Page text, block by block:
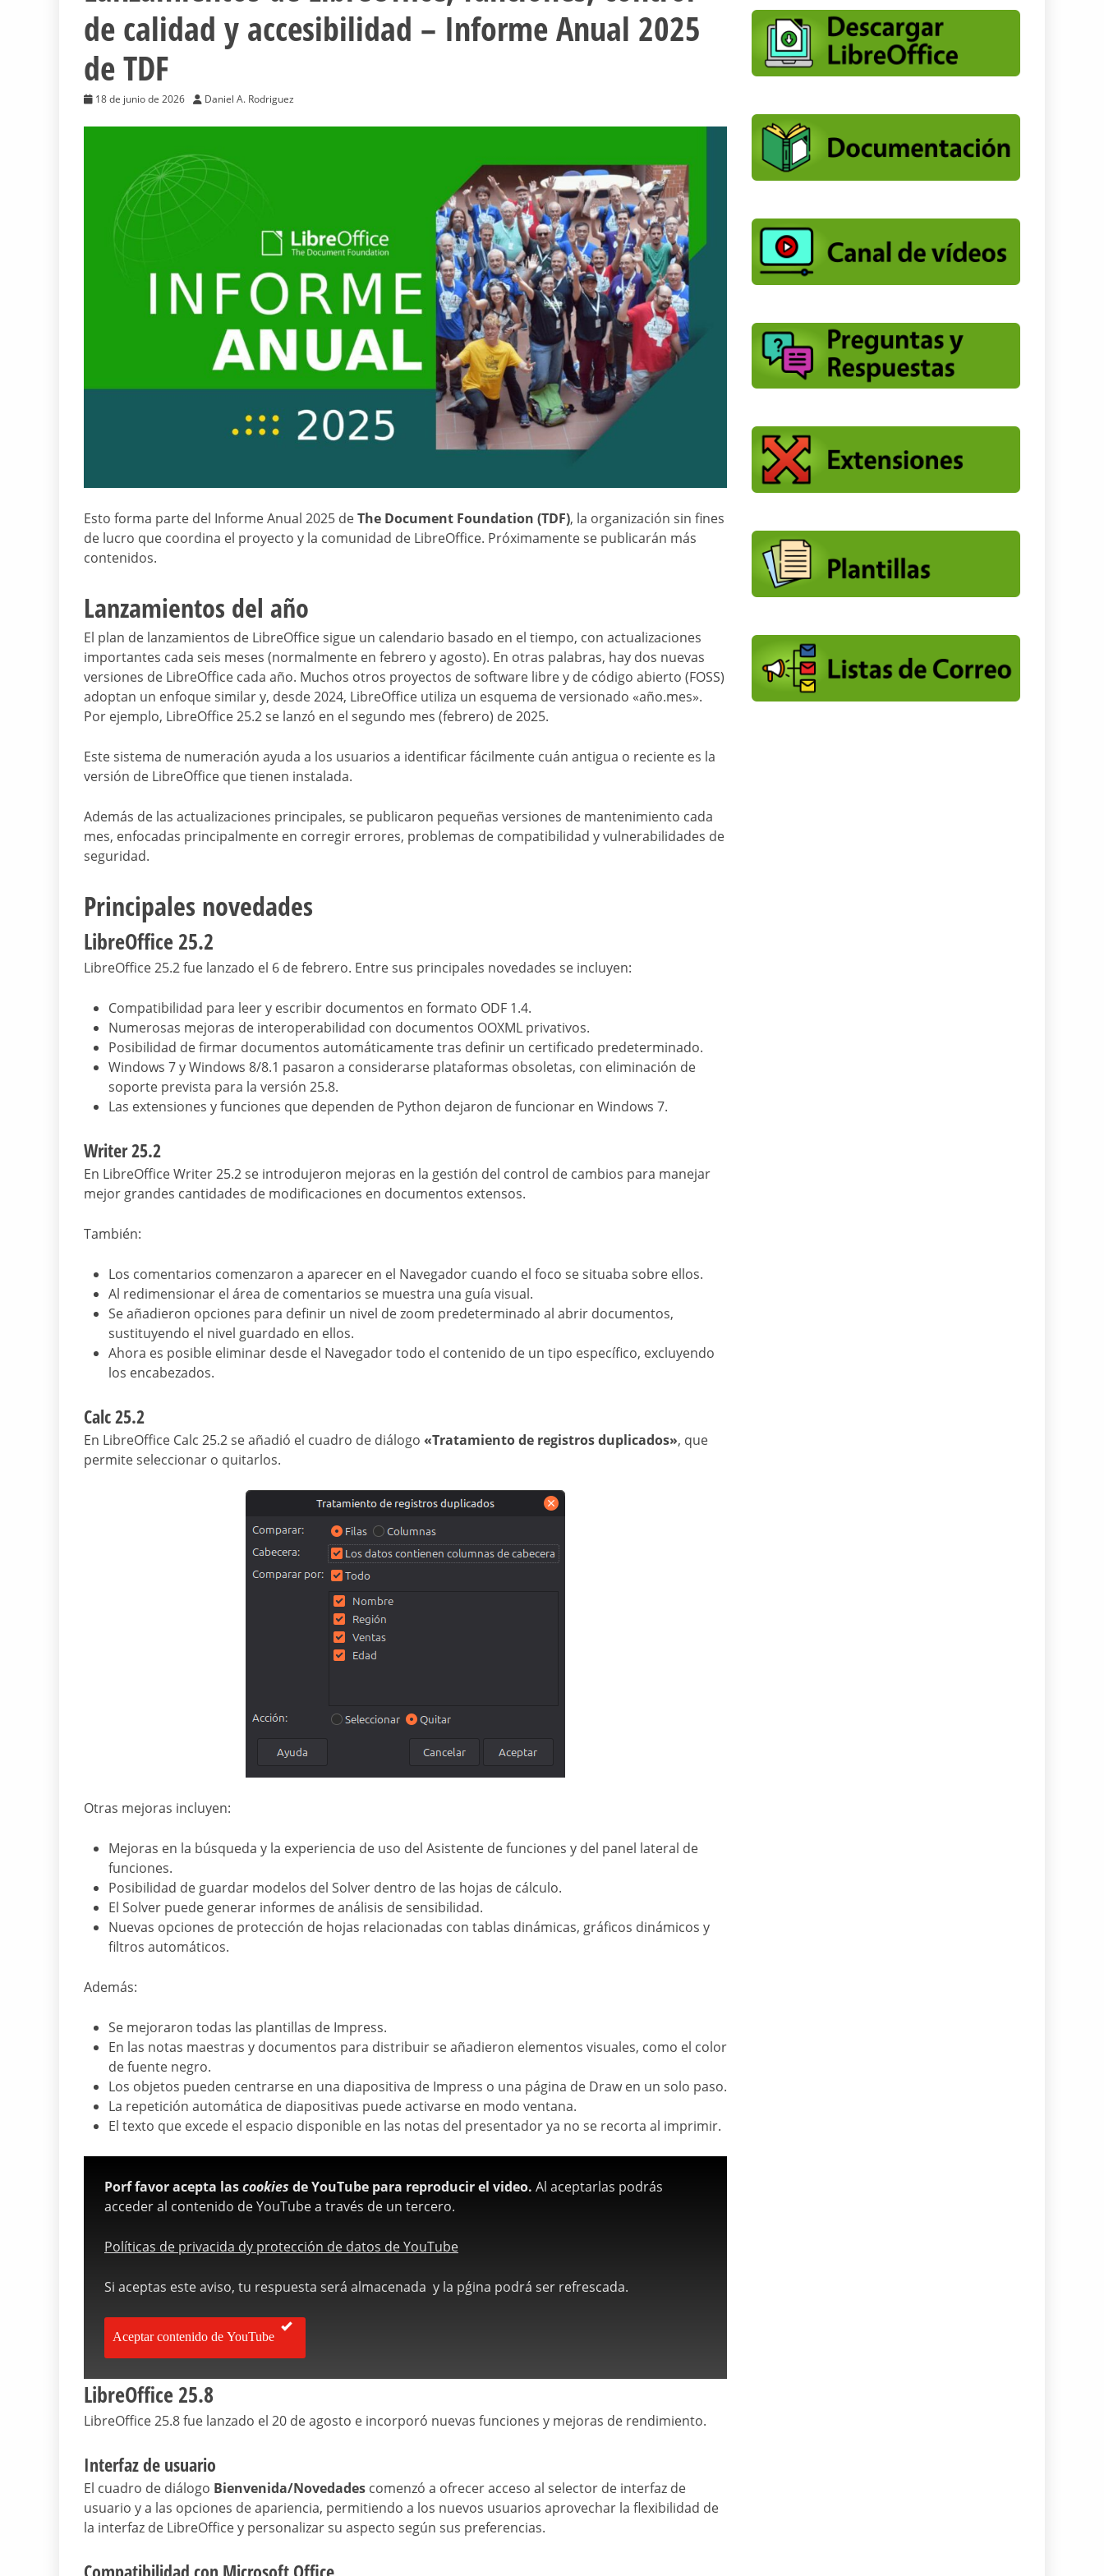
de calidad y accesibilidad – Informe Anual 2025
de TDF
18 de junio de 2026 Daniel A. Rodriguez
Esto forma parte del Informe Anual 2025 deThe Document Foundation (TDF), la organización sin fines
de lucro que coordina el proyecto y la comunidad de LibreOffice. Próximamente se publicarán más
contenidos.
Lanzamientos del año
El plan de lanzamientos de LibreOffice sigue un calendario basado en el tiempo, con actualizaciones
importantes cada seis meses (normalmente en febrero y agosto). En otras palabras, hay dos nuevas
versiones de LibreOffice cada año. Muchos otros proyectos de software libre y de código abierto (FOSS)
adoptan un enfoque similar y, desde 2024, LibreOffice utiliza un esquema de versionado «año.mes».
Por ejemplo, LibreOffice 25.2 se lanzó en el segundo mes (febrero) de 2025.
Este sistema de numeración ayuda a los usuarios a identificar fácilmente cuán antigua o reciente es la
versión de LibreOffice que tienen instalada.
Además de las actualizaciones principales, se publicaron pequeñas versiones de mantenimiento cada
mes, enfocadas principalmente en corregir errores, problemas de compatibilidad y vulnerabilidades de
seguridad.
Principales novedades
LibreOffice 25.2
LibreOffice 25.2 fue lanzado el 6 de febrero. Entre sus principales novedades se incluyen:
Compatibilidad para leer y escribir documentos en formato ODF 1.4.
Numerosas mejoras de interoperabilidad con documentos OOXML privativos.
Posibilidad de firmar documentos automáticamente tras definir un certificado predeterminado.
Windows 7 y Windows 8/8.1 pasaron a considerarse plataformas obsoletas, con eliminación de
soporte prevista para la versión 25.8.
Las extensiones y funciones que dependen de Python dejaron de funcionar en Windows 7.
Writer 25.2
En LibreOffice Writer 25.2 se introdujeron mejoras en la gestión del control de cambios para manejar
mejor grandes cantidades de modificaciones en documentos extensos.
También:
Los comentarios comenzaron a aparecer en el Navegador cuando el foco se situaba sobre ellos.
Al redimensionar el área de comentarios se muestra una guía visual.
Se añadieron opciones para definir un nivel de zoom predeterminado al abrir documentos,
sustituyendo el nivel guardado en ellos.
Ahora es posible eliminar desde el Navegador todo el contenido de un tipo específico, excluyendo
los encabezados.
Calc 25.2
En LibreOffice Calc 25.2 se añadió el cuadro de diálogo «Tratamiento de registros duplicados», que
permite seleccionar o quitarlos.
Otras mejoras incluyen:
Mejoras en la búsqueda y la experiencia de uso del Asistente de funciones y del panel lateral de
funciones.
Posibilidad de guardar modelos del Solver dentro de las hojas de cálculo.
El Solver puede generar informes de análisis de sensibilidad.
Nuevas opciones de protección de hojas relacionadas con tablas dinámicas, gráficos dinámicos y
filtros automáticos.
Además:
Se mejoraron todas las plantillas de Impress.
En las notas maestras y documentos para distribuir se añadieron elementos visuales, como el color
de fuente negro.
Los objetos pueden centrarse en una diapositiva de Impress o una página de Draw en un solo paso.
La repetición automática de diapositivas puede activarse en modo ventana.
El texto que excede el espacio disponible en las notas del presentador ya no se recorta al imprimir.
Porf favor acepta lascookies de YouTube para reproducir el video. Al aceptarlas podrás
acceder al contenido de YouTube a través de un tercero.
Políticas de privacida dy protección de datos de YouTube
Si aceptas este aviso, tu respuesta será almacenada y la pǵina podrá ser refrescada.
Aceptar contenido de YouTube
LibreOffice 25.8
LibreOffice 25.8 fue lanzado el 20 de agosto e incorporó nuevas funciones y mejoras de rendimiento.
Interfaz de usuario
El cuadro de diálogo Bienvenida/Novedades comenzó a ofrecer acceso al selector de interfaz de
usuario y a las opciones de apariencia, permitiendo a los nuevos usuarios aprovechar la flexibilidad de
la interfaz de LibreOffice y personalizar su aspecto según sus preferencias.
Compatibilidad con Microsoft Office